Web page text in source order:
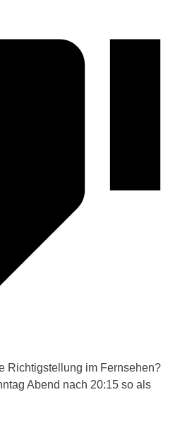
Richtigstellung im Fernsehen?
Abend nach 20:15 so als